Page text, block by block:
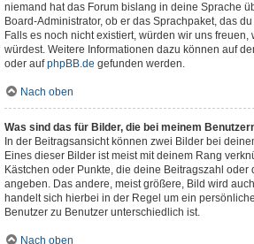
niemand hat das Forum bislang in deine Sprache
Board-Administrator, ob er das Sprachpaket, das
Falls es noch nicht existiert, würden wir uns freuen,
würdest. Weitere Informationen dazu können auf
oder aufphpBB.de gefunden werden.
Nach oben
Was sind das für Bilder, die bei meinem
In der Beitragsansicht können zwei Bilder bei
Eines dieser Bilder ist meist mit deinem Rang
Kästchen oder Punkte, die deine Beitragszahl oder
angeben. Das andere, meist größere, Bild wird
handelt sich hierbei in der Regel um ein
Benutzer zu Benutzer unterschiedlich ist.
Nach oben